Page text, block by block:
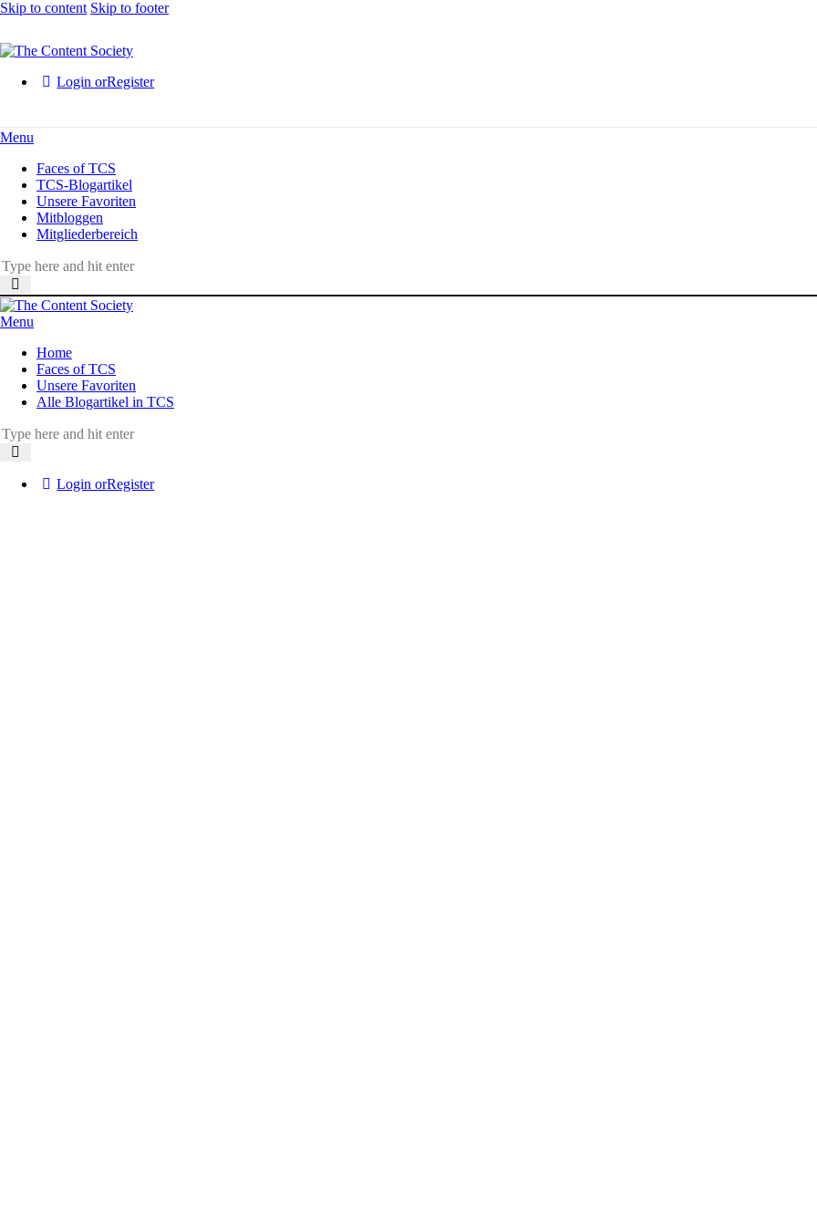
Skip to content Skip to footer
Login orRegister
Menu
Faces of TCS
TCS-Blogartikel
Unsere Favoriten
Mitbloggen
Mitgliederbereich
Menu
Home
Faces of TCS
Unsere Favoriten
Alle Blogartikel in TCS
Login orRegister